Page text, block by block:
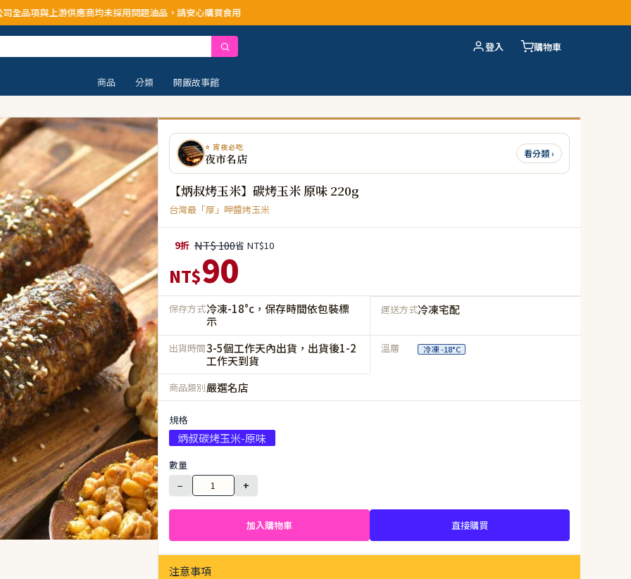
採用問題油品，請安心購買食用
登入 購物車
商品 分類 開飯故事館
⭐ 宵夜必吃
夜市名店 看分類 ›
【炳叔烤玉米】碳烤玉米 原味 220g
台灣最「厚」呷醬烤玉米
9折 NT$ 100省 NT$10
NT$90
保存方式冷凍-18°c，保存時間依包裝標
示
運送方式冷凍宅配
出貨時間3-5個工作天內出貨，出貨後1-2
工作天到貨
溫層 冷凍 -18°C
商品類別嚴選名店
規格
炳叔碳烤玉米-原味
數量
−
+
加入購物車 直接購買
注意事項